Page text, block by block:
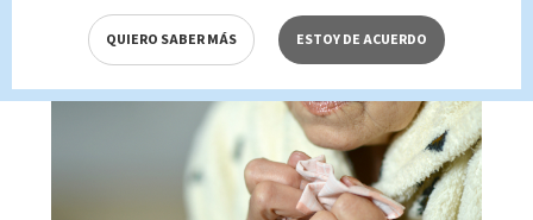
16:16 13-12-2017
QUIERO SABER MÁS ESTOY DE ACUERDO